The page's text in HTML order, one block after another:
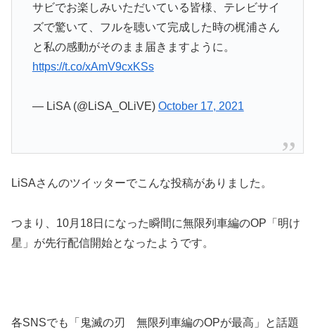
サビでお楽しみいただいている皆様、テレビサイ
ズで驚いて、フルを聴いて完成した時の梶浦さん
と私の感動がそのまま届きますように。
https://t.co/xAmV9cxKSs
— LiSA (@LiSA_OLiVE) October 17, 2021
LiSAさんのツイッターでこんな投稿がありました。
つまり、 10月18日になった瞬間に無限列車編のOP「明け
星」が先行配信開始となった ようです。
各SNSでも「鬼滅の刃 無限列車編のOPが最高」と話題